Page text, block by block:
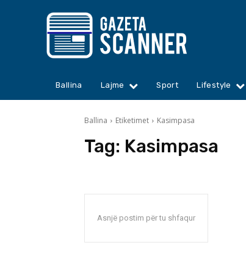
Ballina Lajme Sport Lifestyle
Ballina Etiketimet Kasimpasa
Tag: Kasimpasa
Asnjë postim për tu shfaqur